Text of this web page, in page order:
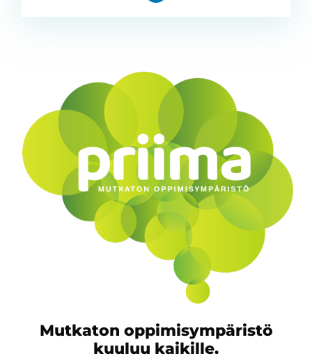
Mutkaton oppimisympäristö
kuuluu kaikille.